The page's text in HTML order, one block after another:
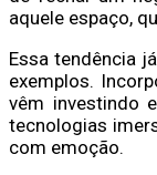
aquele espaço,
Essa tendência
exemplos.
vêm investindo
tecnologias
com emoção.